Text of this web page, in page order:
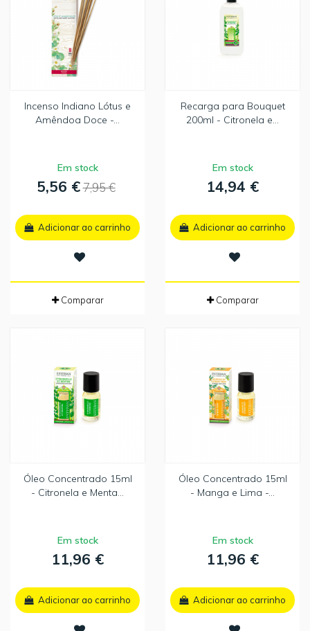
Incenso Indiano Lótus e
Amêndoa Doce -...
Em stock
5,56 €7,95 €
Adicionar ao carrinho
Comparar
Recarga para Bouquet
200ml - Citronela e...
Em stock
14,94 €
Adicionar ao carrinho
Comparar
Óleo Concentrado 15ml
- Citronela e Menta...
Em stock
11,96 €
Adicionar ao carrinho
Óleo Concentrado 15ml
- Manga e Lima -...
Em stock
11,96 €
Adicionar ao carrinho